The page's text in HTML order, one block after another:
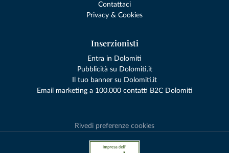
Contattaci
Privacy & Cookies
Inserzionisti
Entra in Dolomiti
Pubblicità su Dolomiti.it
Il tuo banner su Dolomiti.it
Email marketing a 100.000 contatti B2C Dolomiti
Rivedi preferenze cookies